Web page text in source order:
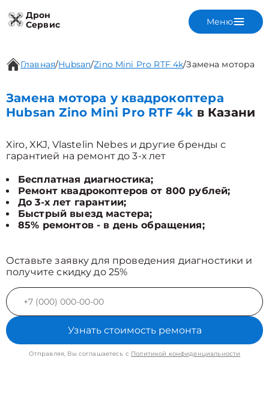
Дрон
Сервис
Меню
Главная/Hubsan/Zino Mini Pro RTF 4k/Замена мотора
Замена мотора у квадрокоптера
Hubsan Zino Mini Pro RTF 4k в Казани
Xiro, XKJ, Vlastelin Nebes и другие бренды с
гарантией на ремонт до 3-х лет
Бесплатная диагностика;
Ремонт квадрокоптеров от 800 рублей;
До 3-х лет гарантии;
Быстрый выезд мастера;
85% ремонтов - в день обращения;
Оставьте заявку для проведения диагностики и
получите скидку до 25%
Узнать стоимость ремонта
Отправляя, Вы соглашаетесь с Политикой конфиденциальности